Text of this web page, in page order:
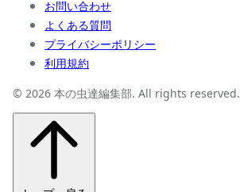
お問い合わせ
よくある質問
プライバシーポリシー
利用規約
© 2026 本の虫達編集部. All rights reserved.